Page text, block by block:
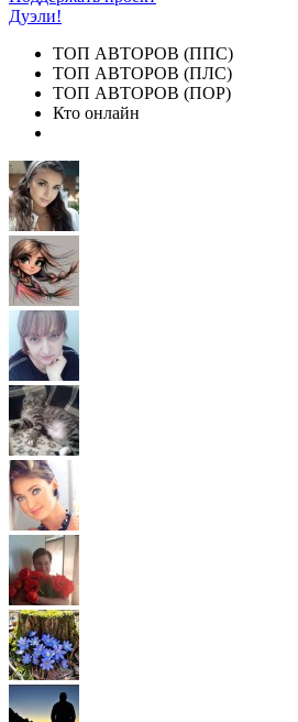
Дуэли!
ТОП АВТОРОВ (ППС)
ТОП АВТОРОВ (ПЛС)
ТОП АВТОРОВ (ПОР)
Кто онлайн